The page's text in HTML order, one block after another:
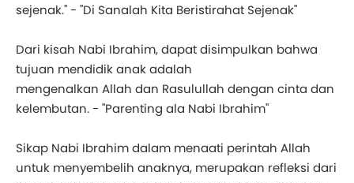
sejenak." - "Di Sanalah Kita Beristirahat Sejenak"
Dari kisah Nabi Ibrahim, dapat disimpulkan bahwa
tujuan mendidik anak adalah
mengenalkan Allah dan Rasulullah dengan cinta dan
kelembutan. - "Parenting ala Nabi Ibrahim"
Sikap Nabi Ibrahim dalam menaati perintah Allah
untuk menyembelih anaknya, merupakan refleksi dari